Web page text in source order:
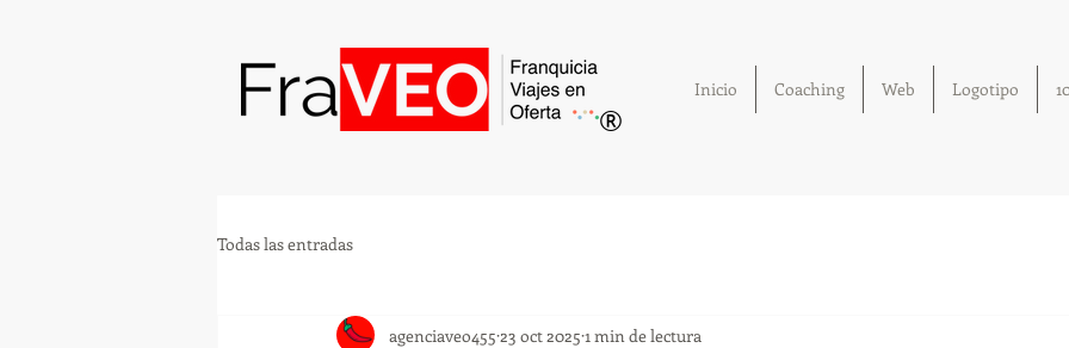
®
Inicio Coaching Web Logotipo
Todas las entradas
agenciaveo455 23 oct 2025 1 min de lectura